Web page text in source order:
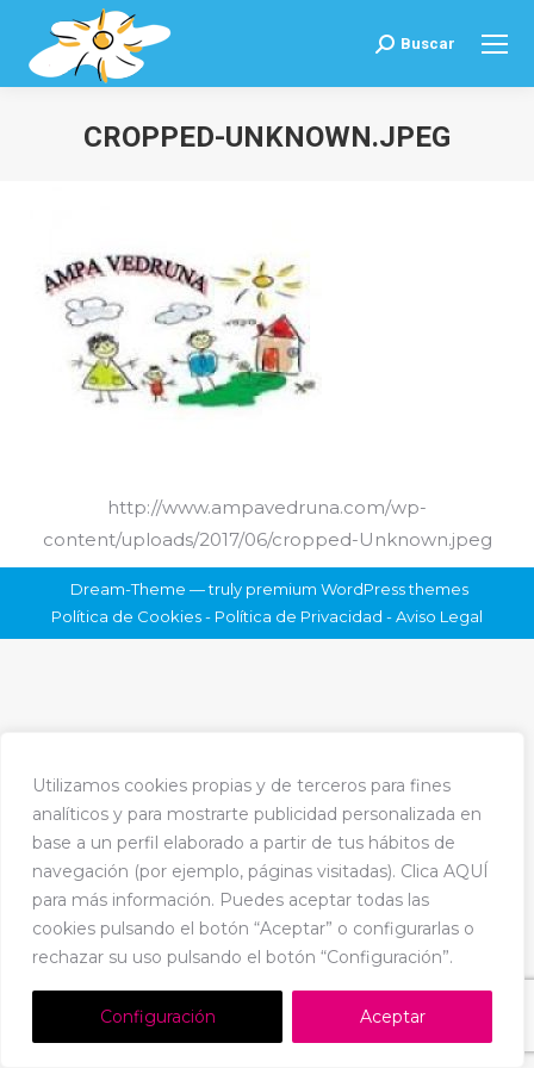
Utilizamos cookies propias y de terceros para fines
analíticos y para mostrarte publicidad personalizada en
base a un perfil elaborado a partir de tus hábitos de
navegación (por ejemplo, páginas visitadas). Clica AQUÍ
para más información. Puedes aceptar todas las
cookies pulsando el botón “Aceptar” o configurarlas o
rechazar su uso pulsando el botón “Configuración”.
Configuración Aceptar
Buscar:
Buscar
CROPPED-UNKNOWN.JPEG
http://www.ampavedruna.com/wp-
content/uploads/2017/06/cropped-Unknown.jpeg
Dream-Theme — truly premium WordPress themes
Política de Cookies- Política de Privacidad -Aviso Legal